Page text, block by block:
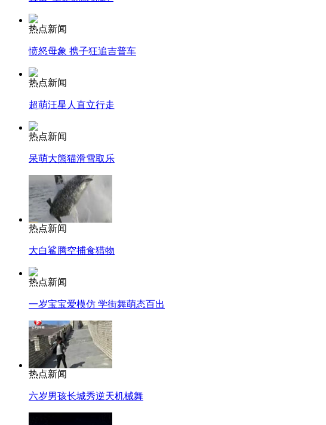
热点新闻
愤怒母象 携子狂追吉普车
热点新闻
超萌汪星人直立行走
热点新闻
呆萌大熊猫滑雪取乐
热点新闻
大白鲨腾空捕食猎物
热点新闻
一岁宝宝爱模仿 学街舞萌态百出
热点新闻
六岁男孩长城秀逆天机械舞